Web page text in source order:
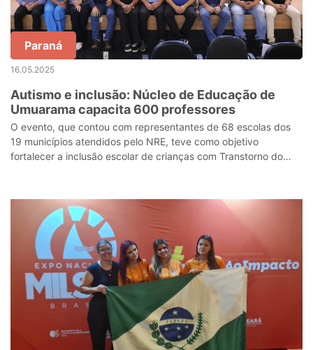
Paraná
16.05.2025
Autismo e inclusão: Núcleo de Educação de
Umuarama capacita 600 professores
O evento, que contou com representantes de 68 escolas dos
19 municípios atendidos pelo NRE, teve como objetivo
fortalecer a inclusão escolar de crianças com Transtorno do